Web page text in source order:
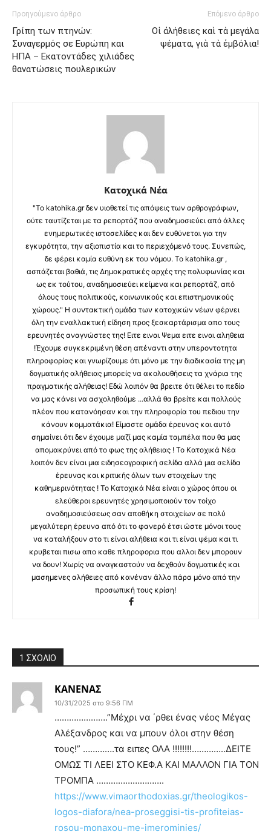
Προηγούμενο άρθρο
Γρίπη των πτηνών:
Συναγερμός σε Ευρώπη και
ΗΠΑ – Εκατοντάδες χιλιάδες
θανατώσεις πουλερικών
Επόμενο άρθρο
Οἱ ἀλήθειες καὶ τὰ μεγάλα
ψέματα, γιὰ τὰ ἐμβόλια!
Κατοχικά Νέα
"Το katohika.gr δεν υιοθετεί τις απόψεις των αρθρογράφων,
ούτε ταυτίζεται με τα ρεπορτάζ που αναδημοσιεύει από άλλες
ενημερωτικές ιστοσελίδες και δεν ευθύνεται για την
εγκυρότητα, την αξιοπιστία και το περιεχόμενό τους. Συνεπώς,
δε φέρει καμία ευθύνη εκ του νόμου. Το katohika.gr ,
ασπάζεται βαθιά, τις Δημοκρατικές αρχές της πολυφωνίας και
ως εκ τούτου, αναδημοσιεύει κείμενα και ρεπορτάζ, από
όλους τους πολιτικούς, κοινωνικούς και επιστημονικούς
χώρους." Η συντακτική ομάδα των κατοχικών νέων φέρνει
όλη την εναλλακτική είδηση προς ξεσκαρτάρισμα απο τους
ερευνητές αναγνώστες της! Ειτε ειναι Ψεμα ειτε ειναι αληθεια
!Έχουμε συγκεκριμένη θέση απέναντι στην υπεροντοτητα
πληροφορίας και γνωρίζουμε ότι μόνο με την διαδικασία της μη
δογματικής αλήθειας μπορείς να ακολουθήσεις τα χνάρια της
πραγματικής αλήθειας! Εδώ λοιπόν θα βρειτε ότι θέλει το πεδίο
να μας κάνει να ασχοληθούμε ...αλλά θα βρείτε και πολλούς
πλέον που κατανόησαν και την πληροφορία του πεδιου την
κάνουν κομματάκια! Είμαστε ομάδα έρευνας και αυτό
σημαίνει ότι δεν έχουμε μαζί μας καμία ταμπέλα που θα μας
απομακρύνει από το φως της αλήθειας ! Το Κατοχικά Νέα
λοιπόν δεν είναι μια ειδησεογραφική σελίδα αλλά μια σελίδα
έρευνας και κριτικής όλων των στοιχείων της
καθημερινότητας ! Το Κατοχικά Νέα είναι ο χώρος όπου οι
ελεύθεροι ερευνητές χρησιμοποιούν τον τοίχο
αναδημοσιεύσεως σαν αποθήκη στοιχείων σε πολύ
μεγαλύτερη έρευνα από ότι το φανερό έτσι ώστε μόνοι τους
να καταλήξουν στο τι είναι αλήθεια και τι είναι ψέμα και τι
κρυβεται πισω απο καθε πληροφορια που αλλοι δεν μπορουν
να δουν! Χωρίς να αναγκαστούν να δεχθούν δογματικές και
μασημενες αλήθειες από κανέναν άλλο πάρα μόνο από την
προσωπική τους κρίση!
1 ΣΧΟΛΙΟ
ΚΑΝΕΝΑΣ
10/31/2025 στο 9:56 ΠΜ
………………….”Μέχρι να ΄ρθει ένας νέος Μέγας
Αλέξανδρος και να μπουν όλοι στην θέση
τους!” ………….τα ειπες ΟΛΑ !!!!!!!!…………..ΔΕΙΤΕ
ΟΜΩΣ ΤΙ ΛΕΕΙ ΣΤΟ ΚΕΦ.Α ΚΑΙ ΜΑΛΛΟΝ ΓΙΑ ΤΟΝ
ΤΡΟΜΠΑ ……………………….
https://www.vimaorthodoxias.gr/theologikos-
logos-diafora/nea-proseggisi-tis-profiteias-
rosou-monaxou-me-imerominies/